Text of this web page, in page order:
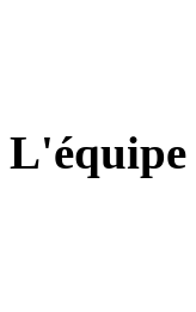
L'équipe